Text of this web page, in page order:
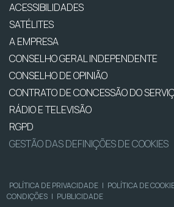
ACESSIBILIDADES
SATÉLITES
A EMPRESA
CONSELHO GERAL INDEPENDENTE
CONSELHO DE OPINIÃO
CONTRATO DE CONCESSÃO DO
RÁDIO E TELEVISÃO
RGPD
GESTÃO DAS DEFINIÇÕES DE COOKIES
POLÍTICA DE PRIVACIDADE | POLÍTICA DE
CONDIÇÕES | PUBLICIDADE